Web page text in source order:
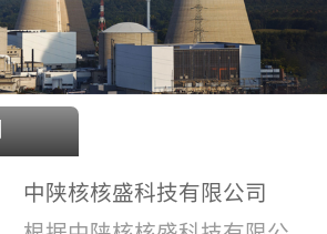
中陕核核盛科技有限公司
2025年度招聘公告